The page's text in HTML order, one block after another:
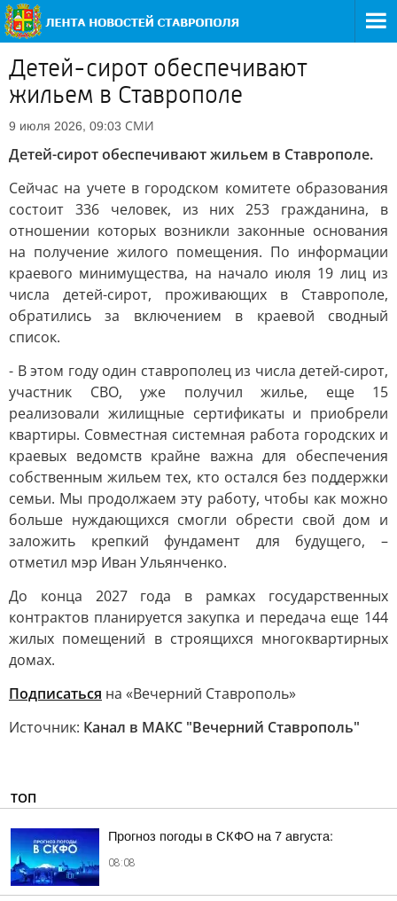
Детей-сирот обеспечивают
жильем в Ставрополе
9 июля 2026, 09:03 СМИ
Детей-сирот обеспечивают жильем в Ставрополе.
Сейчас на учете в городском комитете образования
состоит 336 человек, из них 253 гражданина, в
отношении которых возникли законные основания
на получение жилого помещения. По информации
краевого минимущества, на начало июля 19 лиц из
числа детей-сирот, проживающих в Ставрополе,
обратились за включением в краевой сводный
список.
- В этом году один ставрополец из числа детей-сирот,
участник СВО, уже получил жилье, еще 15
реализовали жилищные сертификаты и приобрели
квартиры. Совместная системная работа городских и
краевых ведомств крайне важна для обеспечения
собственным жильем тех, кто остался без поддержки
семьи. Мы продолжаем эту работу, чтобы как можно
больше нуждающихся смогли обрести свой дом и
заложить крепкий фундамент для будущего, –
отметил мэр Иван Ульянченко.
До конца 2027 года в рамках государственных
контрактов планируется закупка и передача еще 144
жилых помещений в строящихся многоквартирных
домах.
Подписаться на «Вечерний Ставрополь»
Источник: Канал в МАКС "Вечерний Ставрополь"
ТОП
Прогноз погоды в СКФО на 7 августа:
08:08